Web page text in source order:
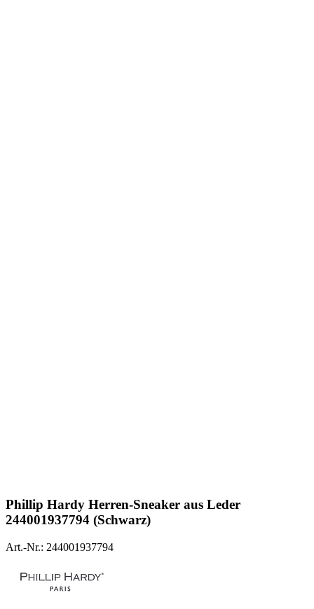
Phillip Hardy Herren-Sneaker aus Leder
244001937794 (Schwarz)
Art.-Nr.: 244001937794